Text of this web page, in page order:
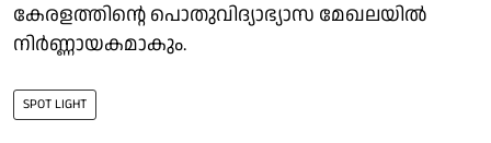
കേരളത്തിന്റെ പൊതുവിദ്യാഭ്യാസ മേഖലയില്‍
നിര്‍ണ്ണായകമാകും.
SPOT LIGHT